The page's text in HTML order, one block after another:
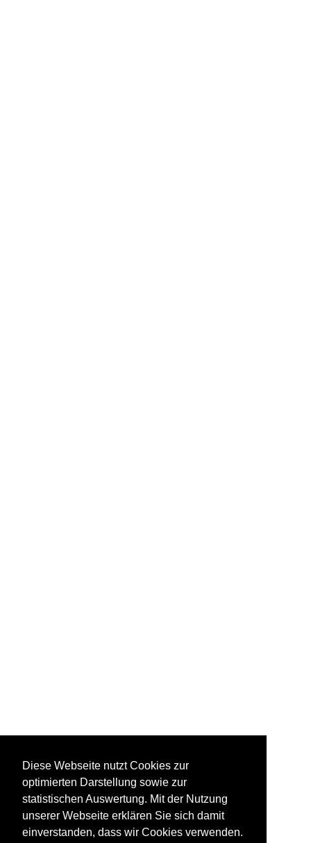
Diese Webseite nutzt Cookies zur
optimierten Darstellung sowie zur
statistischen Auswertung. Mit der Nutzung
unserer Webseite erklären Sie sich damit
einverstanden, dass wir Cookies verwenden.